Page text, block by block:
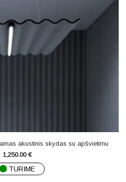
akustinis skydas su apšvietimu
1,250.00 €
TURIME